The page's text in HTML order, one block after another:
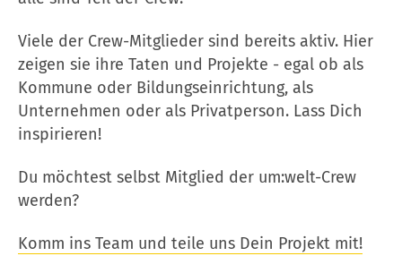
Viele der Crew-Mitglieder sind bereits aktiv. Hier
zeigen sie ihre Taten und Projekte - egal ob als
Kommune oder Bildungseinrichtung, als
Unternehmen oder als Privatperson. Lass Dich
inspirieren!
Du möchtest selbst Mitglied der um:welt-Crew
werden?
Komm ins Team und teile uns Dein Projekt mit!